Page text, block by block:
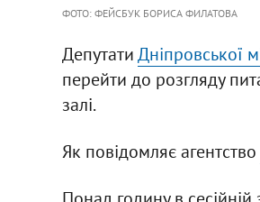
ФОТО: ФЕЙСБУК БОРИСА ФИЛАТОВА
ДепутатиДніпровської
перейти до розгляду
залі.
Як повідомляє агентство